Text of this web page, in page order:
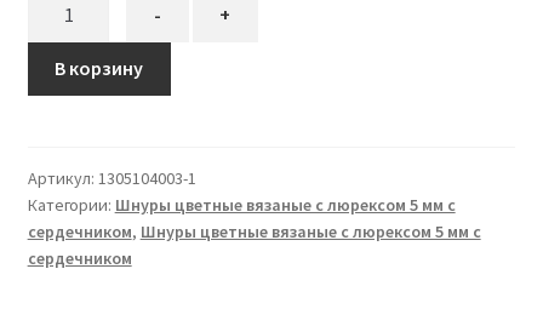
Шнур
вязаный
бордо
(люрекс
золото)
с
- +
В корзину
Артикул: 1305104003-1
Категории: Шнуры цветные вязаные с люрексом 5 мм с
сердечником, Шнуры цветные вязаные с люрексом 5 мм с
сердечником